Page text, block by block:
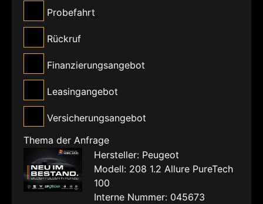
Probefahrt
Rückruf
Finanzierungsangebot
Leasingangebot
Versicherungsangebot
Thema der Anfrage
Hersteller: Peugeot
Modell: 208 1.2 Allure PureTech
100
Interne Nummer: 045673